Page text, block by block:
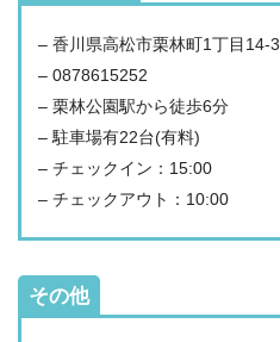
– 香川県高松市栗林町1丁目14-3
– 0878615252
– 栗林公園駅から徒歩6分
– 駐車場有22台(有料)
– チェックイン：15:00
– チェックアウト：10:00
その他